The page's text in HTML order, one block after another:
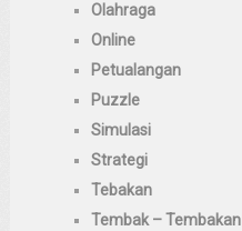
Olahraga
Online
Petualangan
Puzzle
Simulasi
Strategi
Tebakan
Tembak – Tembakan